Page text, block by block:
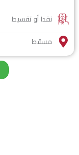
نقدا أو تقسيط
مسقط